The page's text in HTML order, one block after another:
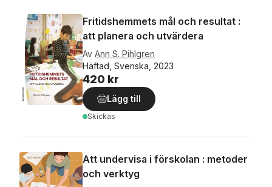
Fritidshemmets mål och resultat :
att planera och utvärdera
Av Ann S. Pihlgren
Häftad, Svenska, 2023
420 kr
Lägg till
Skickas
Att undervisa i förskolan : metoder
och verktyg